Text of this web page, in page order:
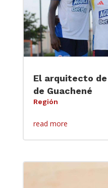
El arquitecto de
de Guachené
Región
read more